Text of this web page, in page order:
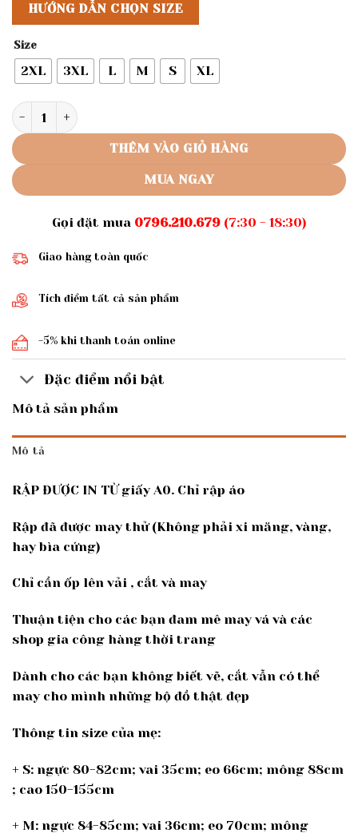
HƯỚNG DẪN CHỌN SIZE
Size
2XL 3XL L M S XL
Rập giấy A0 may áo dài tay loe AD05 số lượng
THÊM VÀO GIỎ HÀNG
MUA NGAY
Gọi đặt mua 0796.210.679(7:30 - 18:30)
Giao hàng toàn quốc
Tích điểm tất cả sản phẩm
-5% khi thanh toán online
Đặc điểm nổi bật
Mô tả sản phẩm
Mô tả
RẬP ĐƯỢC IN TỪ giấy A0. Chỉ rập áo
Rập đã được may thử (Không phải xi măng, vàng,
hay bìa cứng)
Chỉ cần ốp lên vải , cắt và may
Thuận tiện cho các bạn đam mê may vá và các
shop gia công hàng thời trang
Dành cho các bạn không biết vẽ, cắt vẫn có thể
may cho mình những bộ đồ thật đẹp
Thông tin size của mẹ:
+ S: ngực 80-82cm; vai 35cm; eo 66cm; mông 88cm
; cao 150-155cm
+ M: ngực 84-85cm; vai 36cm; eo 70cm; mông